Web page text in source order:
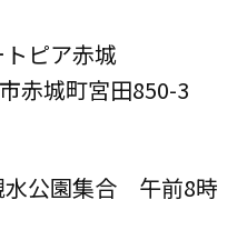
ピア赤城
赤城町宮田850-3
水公園集合 午前8時